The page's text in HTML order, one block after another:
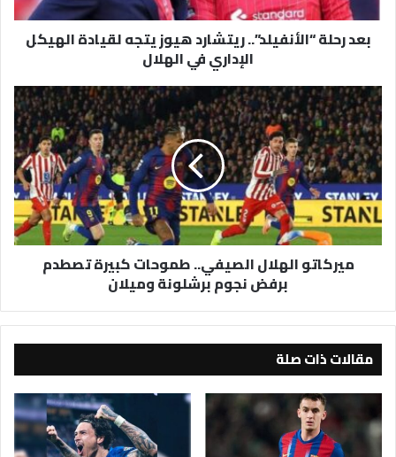
الإداري
فيبعد رحلة “الأنفيلد”.. ريتشارد هيوز يتجه لقيادة الهيكل
الإداري في الهلال
ميركاتو
الهلال
الصيفي..
طموحات
كبيرة
تصطدم
برفض
نجوم
برشلونة
وميلانميركاتو الهلال الصيفي.. طموحات كبيرة تصطدم
برفض نجوم برشلونة وميلان
مقالات ذات صلة